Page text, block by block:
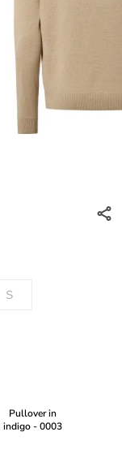
S
Pullover in
indigo - 0003